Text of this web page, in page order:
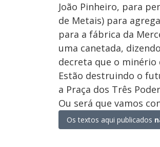
João Pinheiro, para
de Metais) para
para a fábrica da
uma canetada,
decreta que o minério
Estão destruindo o
a Praça dos Três
Ou será que vamos
Os textos aqui publicados